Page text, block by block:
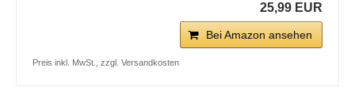
25,99 EUR
Bei Amazon ansehen
Preis inkl. MwSt., zzgl. Versandkosten